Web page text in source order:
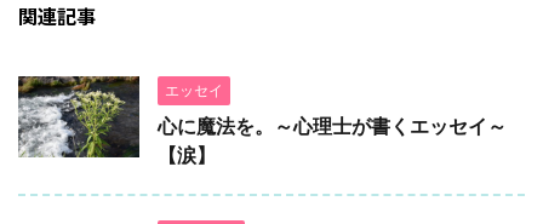
関連記事
エッセイ
心に魔法を。～心理士が書くエッセイ～
【涙】